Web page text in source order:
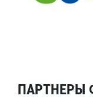
ПАРТНЕРЫ